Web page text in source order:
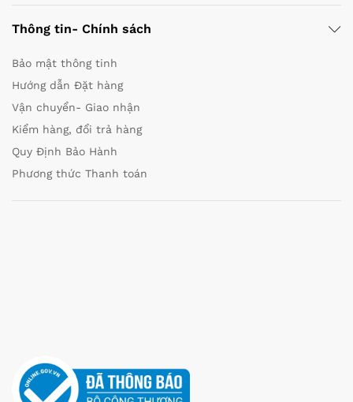
Thông tin- Chính sách
Bảo mật thông tinh
Hướng dẫn Đặt hàng
Vận chuyển- Giao nhận
Kiểm hàng, đổi trả hàng
Quy Định Bảo Hành
Phương thức Thanh toán